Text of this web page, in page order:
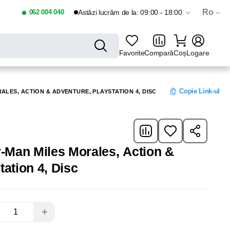
062 004 040 Astăzi lucrăm de la: 09:00 - 18:00 Ro
FavoriteComparăCoșLogare
ACTION & ADVENTURE, PLAYSTATION 4, DISC Copie Link-ul
Miles Morales, Action &
4, Disc
+